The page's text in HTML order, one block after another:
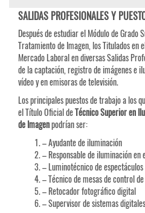
SALIDAS PROFESIONALES Y
Después de estudiar el Módulo de
Tratamiento de Imagen, los Titulados en
Mercado Laboral en diversas Salidas
de la captación, registro de imágenes e
vídeo y en emisoras de televisión.
Los principales puestos de trabajo a los
el Título Oficial deTécnico Superior en
de Imagenpodrían ser:
– Ayudante de iluminación
– Responsable de iluminación en
– Luminotécnico de espectáculos
– Técnico de mesas de control
– Retocador fotográfico digital
– Supervisor de sistemas